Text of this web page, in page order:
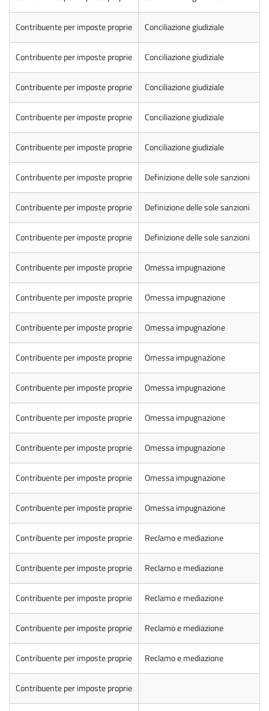
Contribuente per imposte proprie Conciliazione giudiziale
Contribuente per imposte proprie Conciliazione giudiziale
Contribuente per imposte proprie Conciliazione giudiziale
Contribuente per imposte proprie Conciliazione giudiziale
Contribuente per imposte proprie Conciliazione giudiziale
Contribuente per imposte proprie Definizione delle sole sanzioni
Contribuente per imposte proprie Definizione delle sole sanzioni
Contribuente per imposte proprie Definizione delle sole sanzioni
Contribuente per imposte proprie Omessa impugnazione
Contribuente per imposte proprie Omessa impugnazione
Contribuente per imposte proprie Omessa impugnazione
Contribuente per imposte proprie Omessa impugnazione
Contribuente per imposte proprie Omessa impugnazione
Contribuente per imposte proprie Omessa impugnazione
Contribuente per imposte proprie Omessa impugnazione
Contribuente per imposte proprie Omessa impugnazione
Contribuente per imposte proprie Omessa impugnazione
Contribuente per imposte proprie Reclamo e mediazione
Contribuente per imposte proprie Reclamo e mediazione
Contribuente per imposte proprie Reclamo e mediazione
Contribuente per imposte proprie Reclamo e mediazione
Contribuente per imposte proprie Reclamo e mediazione
Contribuente per imposte proprie